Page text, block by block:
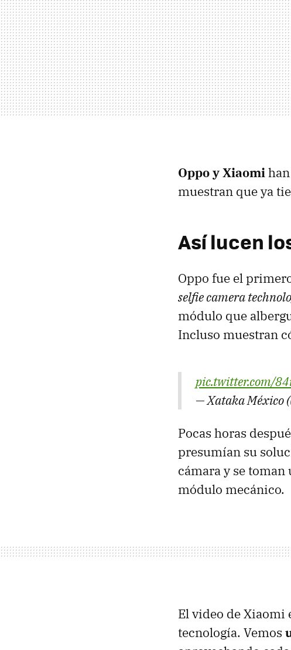
Oppo y Xiaomi
muestran que ya
Así lucen
Oppo fue el
selfie camera
módulo que
Incluso muestran
pic.twitter.com/
— Xataka México
Pocas horas
presumían su
cámara y se toman
módulo mecánico.
El video de Xiaomi
tecnología. Vemos